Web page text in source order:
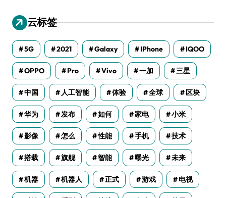
云标签
5G 2021 Galaxy IPhone IQOO
OPPO Pro Vivo 一加 三星
中国 人工智能 体验 全球 区块
华为 发布 如何 家电 小米
影像 怎么 性能 手机 技术
搭载 旗舰 智能 曝光 未来
机器 机器人 正式 游戏 电视